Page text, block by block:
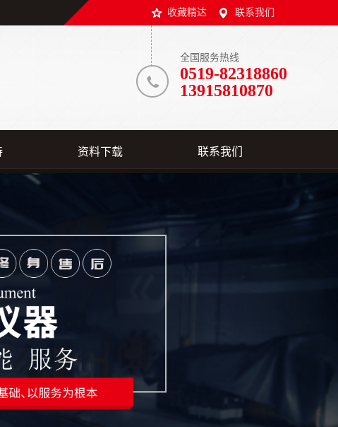
收藏精达 联系我们
全国服务热线
0519-82318860
13915810870
资料下载 联系我们